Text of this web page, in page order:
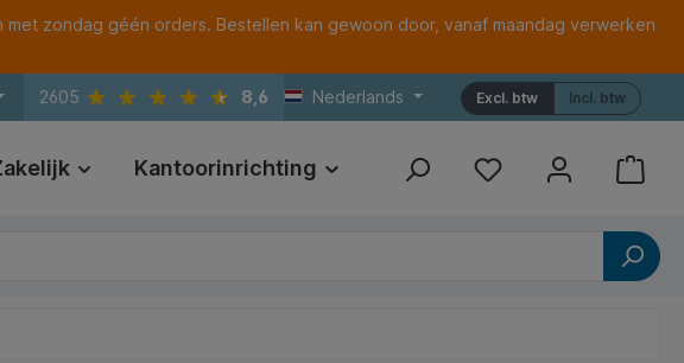
zondag géén orders. Bestellen kan gewoon door, vanaf maandag verwerken
2605 8,6 Nederlands Incl. btw
Excl. btw
Kantoorinrichting Print Referenties